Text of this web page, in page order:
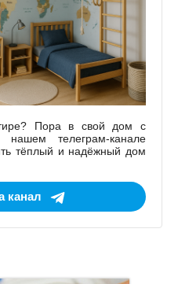
Пора в свой дом с
телеграм-канале
тёплый и надёжный дом
канал